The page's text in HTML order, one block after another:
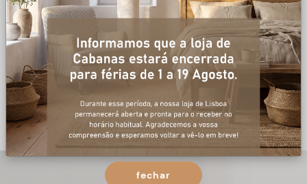
fechar